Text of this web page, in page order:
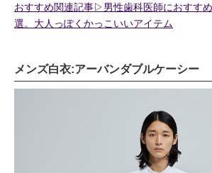
おすすめ関連記事▷男性歯科医師におすす
選。大人っぽくかっこいいアイテム
メンズ白衣:アーバンダブルケーシー